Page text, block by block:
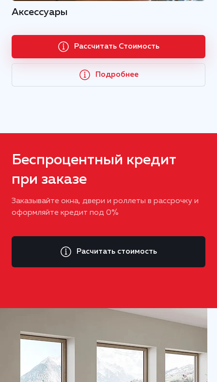
Аксессуары
Рассчитать Стоимость
Подробнее
Беспроцентный кредит
при заказе
Заказывайте окна, двери и роллеты в рассрочку и
оформляйте кредит под 0%
Расчитать стоимость